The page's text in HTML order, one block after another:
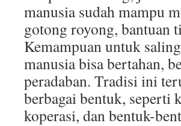
manusia sudah mampu
gotong royong, bantuan
Kemampuan untuk
manusia bisa bertahan,
peradaban. Tradisi ini
berbagai bentuk, seperti
koperasi, dan bentuk-